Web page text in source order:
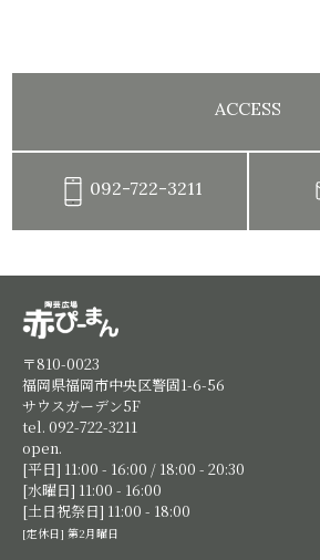
ACCESS
092-722-3211
〒810-0023
福岡県福岡市中央区警固1-6-56
サウスガーデン5F
tel. 092-722-3211
open.
[平日] 11:00 - 16:00 / 18:00 - 20:30
[水曜日] 11:00 - 16:00
[土日祝祭日] 11:00 - 18:00
[定休日] 第2月曜日